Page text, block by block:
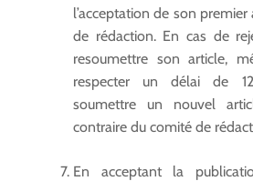
l’acceptation de son
de rédaction. En cas de
resoumettre son article,
respecter un délai de
soumettre un nouvel
contraire du comité de
En acceptant la